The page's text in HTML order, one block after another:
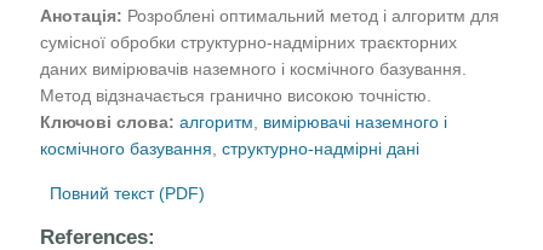
Анотація: Розроблені оптимальний метод і алгоритм для
сумісної обробки структурно-надмірних траєкторних
даних вимірювачів наземного і космічного базування.
Метод відзначається гранично високою точністю.
Ключові слова: алгоритм
вимірювачі наземного і
космічного базування ,структурно-надмірні дані
Повний текст (PDF)
References: